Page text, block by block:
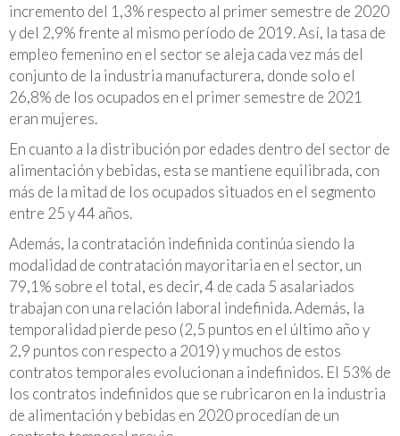
incremento del 1,3% respecto al primer semestre de 2020
y del 2,9% frente al mismo período de 2019. Así, la tasa de
empleo femenino en el sector se aleja cada vez más del
conjunto de la industria manufacturera, donde solo el
26,8% de los ocupados en el primer semestre de 2021
eran mujeres.
En cuanto a la distribución por edades dentro del sector de
alimentación y bebidas, esta se mantiene equilibrada, con
más de la mitad de los ocupados situados en el segmento
entre 25 y 44 años.
Además, la contratación indefinida continúa siendo la
modalidad de contratación mayoritaria en el sector, un
79,1% sobre el total, es decir, 4 de cada 5 asalariados
trabajan con una relación laboral indefinida. Además, la
temporalidad pierde peso (2,5 puntos en el último año y
2,9 puntos con respecto a 2019) y muchos de estos
contratos temporales evolucionan a indefinidos. El 53% de
los contratos indefinidos que se rubricaron en la industria
de alimentación y bebidas en 2020 procedían de un